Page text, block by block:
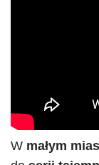
W małym